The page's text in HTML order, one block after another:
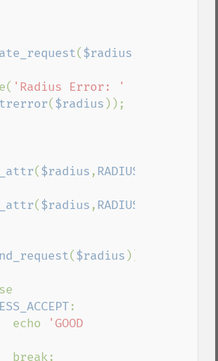
( $radius
( $radius ));
( $radius ,RADIUS_USER_NAME
( $radius ,
( $radius ))
:
            echo
'GOOD